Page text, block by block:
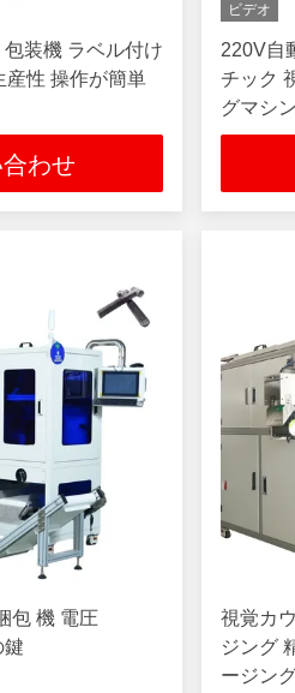
装機 ラベル付け
産性 操作が簡単
わせ
ビデオ
220V自
チック
グマシン
包 機 電圧
鍵
視覚カ
ジング
ージン